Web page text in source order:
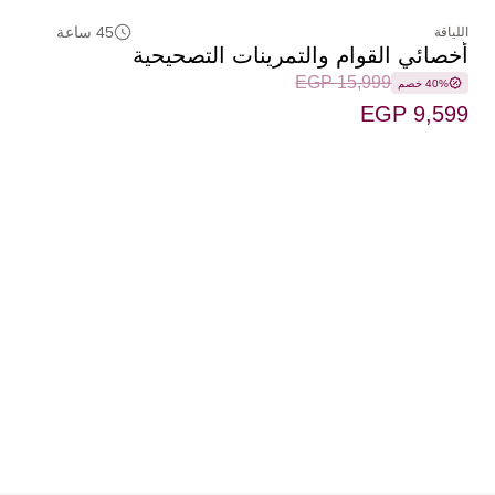
اللياقة 45 ساعة
أخصائي القوام والتمرينات التصحيحية
40% خصم EGP 15,999
EGP 9,599